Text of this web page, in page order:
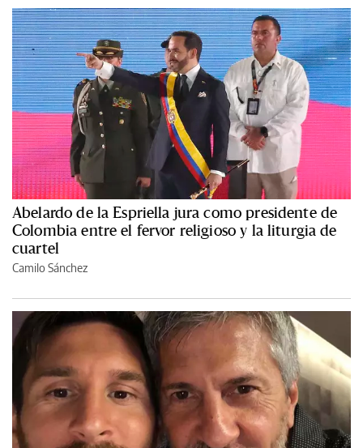
Abelardo de la Espriella jura como presidente de
Colombia entre el fervor religioso y la liturgia de
cuartel
Camilo Sánchez